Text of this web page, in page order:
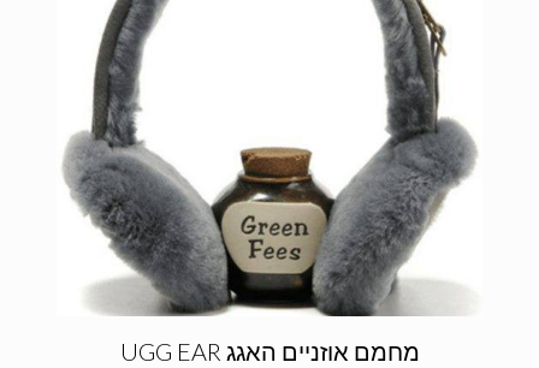
מחמם אוזניים האגג UGG EAR